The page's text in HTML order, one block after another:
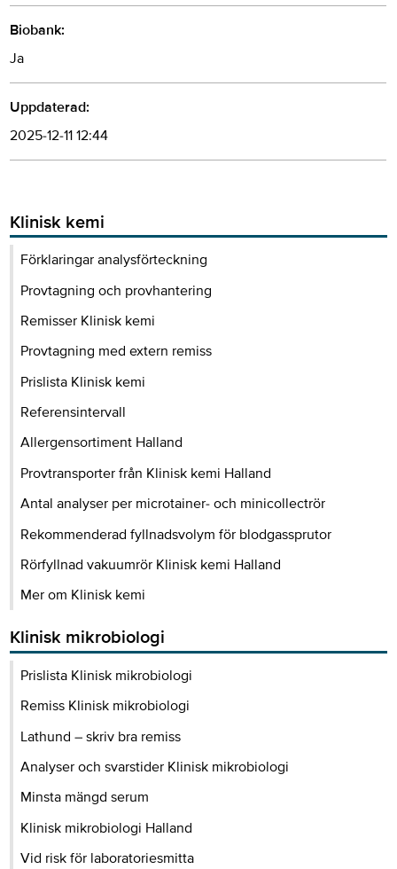
Biobank:
Ja
Uppdaterad:
2025-12-11 12:44
Klinisk kemi
Förklaringar analysförteckning
Provtagning och provhantering
Remisser Klinisk kemi
Provtagning med extern remiss
Prislista Klinisk kemi
Referensintervall
Allergensortiment Halland
Provtransporter från Klinisk kemi Halland
Antal analyser per microtainer- och minicollectrör
Rekommenderad fyllnadsvolym för blodgassprutor
Rörfyllnad vakuumrör Klinisk kemi Halland
Mer om Klinisk kemi
Klinisk mikrobiologi
Prislista Klinisk mikrobiologi
Remiss Klinisk mikrobiologi
Lathund – skriv bra remiss
Analyser och svarstider Klinisk mikrobiologi
Minsta mängd serum
Klinisk mikrobiologi Halland
Vid risk för laboratoriesmitta